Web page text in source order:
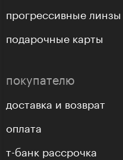
прогрессивные линзы
подарочные карты
покупателю
доставка и возврат
оплата
т-банк рассрочка